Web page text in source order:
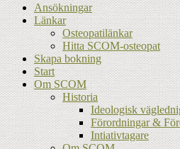
Ansökningar
Länkar
Osteopatilänkar
Hitta SCOM-osteopat
Skapa bokning
Start
Om SCOM
Historia
Ideologisk
Förordningar &
Intiativtagare